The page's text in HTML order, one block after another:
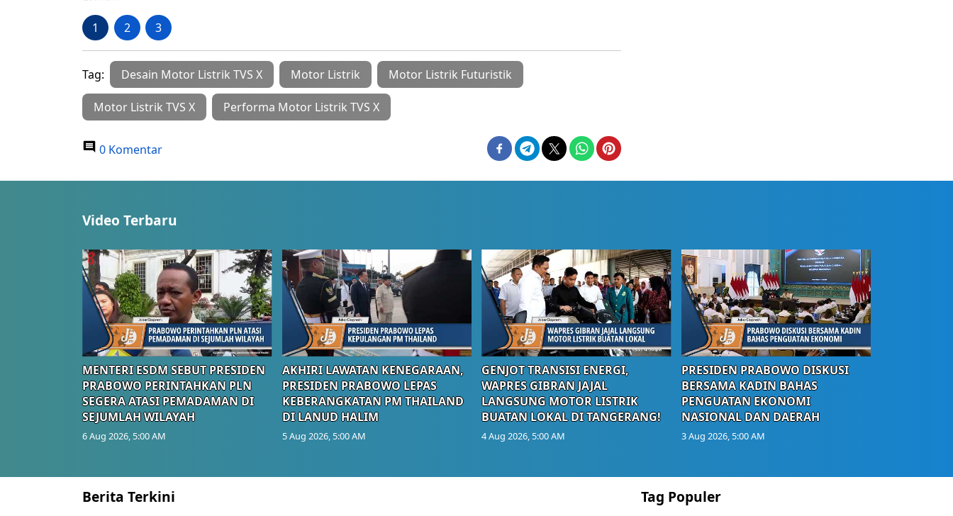
1 2 3
Tag: Desain Motor Listrik TVS X Motor Listrik Motor Listrik Futuristik
Motor Listrik TVS X Performa Motor Listrik TVS X
0 Komentar
Video Terbaru
MENTERI ESDM SEBUT PRESIDEN
PRABOWO PERINTAHKAN PLN
SEGERA ATASI PEMADAMAN DI
SEJUMLAH WILAYAH
6 Aug 2026, 5:00 AM
AKHIRI LAWATAN KENEGARAAN,
PRESIDEN PRABOWO LEPAS
KEBERANGKATAN PM THAILAND
DI LANUD HALIM
5 Aug 2026, 5:00 AM
GENJOT TRANSISI ENERGI,
WAPRES GIBRAN JAJAL
LANGSUNG MOTOR LISTRIK
BUATAN LOKAL DI TANGERANG!
4 Aug 2026, 5:00 AM
PRESIDEN PRABOWO DISKUSI
BERSAMA KADIN BAHAS
PENGUATAN EKONOMI
NASIONAL DAN DAERAH
3 Aug 2026, 5:00 AM
Berita Terkini Tag Populer